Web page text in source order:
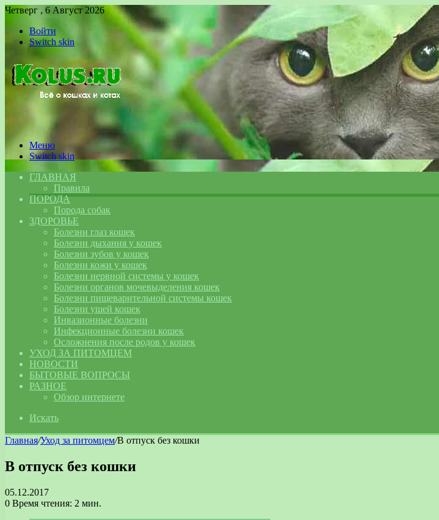
Четверг , 6 Август 2026
Войти
Switch skin
Меню
Switch skin
ГЛАВНАЯ
Правила
ПОРОДА
Порода собак
ЗДОРОВЬЕ
Болезни глаз кошек
Болезни дыхания у кошек
Болезни зубов у кошек
Болезни кожи у кошек
Болезни нервной системы у кошек
Болезни органов мочевыделения кошек
Болезни пищеварительной системы кошек
Болезни ушей кошек
Инвазионные болезни
Инфекционные болезни кошек
Осложнения после родов у кошек
УХОД ЗА ПИТОМЦЕМ
НОВОСТИ
БЫТОВЫЕ ВОПРОСЫ
РАЗНОЕ
Обзор интернете
Искать
Главная/Уход за питомцем/В отпуск без кошки
В отпуск без кошки
05.12.2017
0 Время чтения: 2 мин.